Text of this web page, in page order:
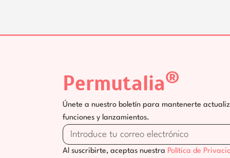
Permutalia®
Únete a nuestro boletín para mantenerte
funciones y lanzamientos.
Al suscribirte, aceptas nuestra Política de